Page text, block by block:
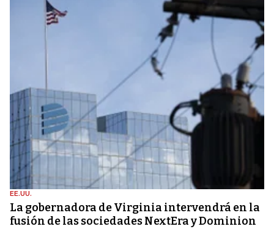
EE.UU.
La gobernadora de Virginia intervendrá en la
fusión de las sociedades NextEra y Dominion